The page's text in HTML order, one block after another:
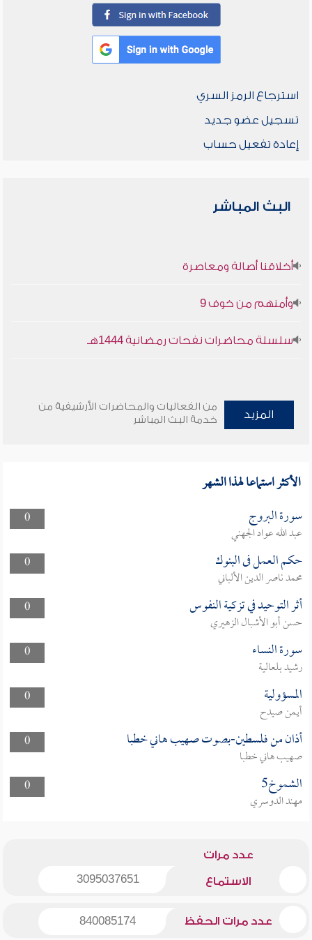
استرجاع الرمز السري
تسجيل عضو جديد
إعادة تفعيل حساب
البث المباشر
أخلاقنا أصالة ومعاصرة
وأمنهم من خوف 9
سلسلة محاضرات نفحات رمضانية 1444هـ
المزيد
من الفعاليات والمحاضرات الأرشيفية من
خدمة البث المباشر
الأكثر استماعا لهذا الشهر
0 سورة البروج
عبد الله عواد الجهني
0
حكم العمل فى البنوك
محمد ناصر الدين الألباني
0
أثر التوحيد في تزكية النفوس
حسن أبو الأشبال الزهيري
0
سورة النساء
رشيد بلعالية
0
المسؤولية
أيمن صيدح
0
أذان من فلسطين-بصوت صهيب هاني خطبا
صهيب هاني خطبا
0
الشموخ5
مهند الدوسري
عدد مرات
الاستماع 3095037651
عدد مرات الحفظ 840085174